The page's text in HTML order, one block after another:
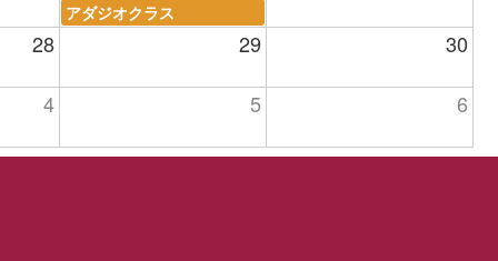
アダジオクラス
28 29 30
4 5 6